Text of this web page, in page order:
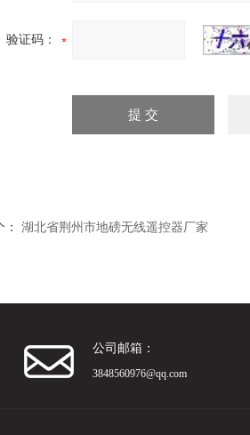
验证码：
湖北省荆州市地磅无线遥控器厂家
公司邮箱：
3848560976@qq.com